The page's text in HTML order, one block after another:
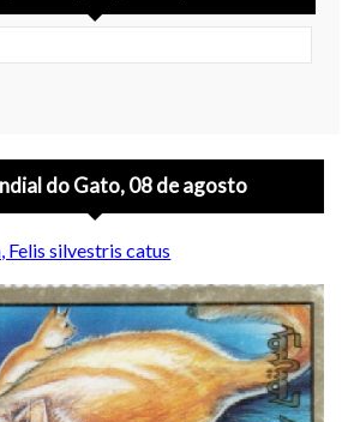
do Gato, 08 de agosto
Felis silvestris catus